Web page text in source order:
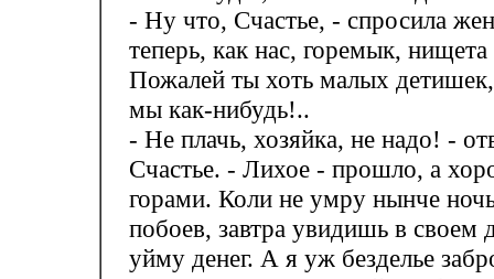
- Ну что, Счастье, - спросила
теперь, как нас, горемык, нищета
Пожалей ты хоть малых
мы как-нибудь!..
- Не плачь, хозяйка, не надо! -
Счастье. - Лихое - прошло, а
горами. Коли не умру нынче
побоев, завтра увидишь в своем
уйму денег. А я уж безделье